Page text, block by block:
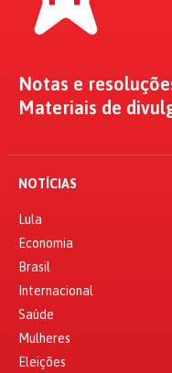
Notas e
Materiais de
NOTÍCIAS
Lula
Economia
Brasil
Internacional
Saúde
Mulheres
Eleições